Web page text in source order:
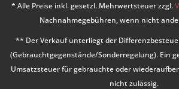
* Alle Preise inkl. gesetzl. Mehrwertsteuer zzgl.
Nachnahmegebühren, wenn nicht
** Der Verkauf unterliegt der
(Gebrauchtgegenstände/Sonderregelung). Ein
Umsatzsteuer für gebrauchte oder
nicht zulässig.